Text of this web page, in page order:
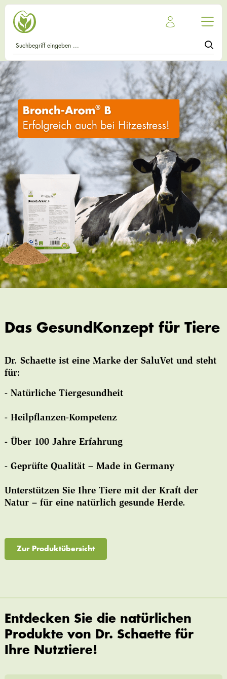
Das GesundKonzept für Tiere
Dr. Schaette ist eine Marke der SaluVet und steht
für:
- Natürliche Tiergesundheit
- Heilpflanzen-Kompetenz
- Über 100 Jahre Erfahrung
- Geprüfte Qualität – Made in Germany
Unterstützen Sie Ihre Tiere mit der Kraft der
Natur – für eine natürlich gesunde Herde.
Zur Produktübersicht
Entdecken Sie die natürlichen
Produkte von Dr. Schaette für
Ihre Nutztiere!